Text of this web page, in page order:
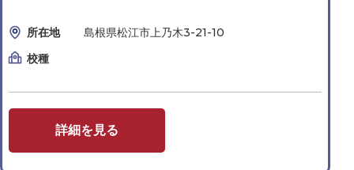
所在地
島根県松江市上乃木3-21-10
校種
詳細を見る